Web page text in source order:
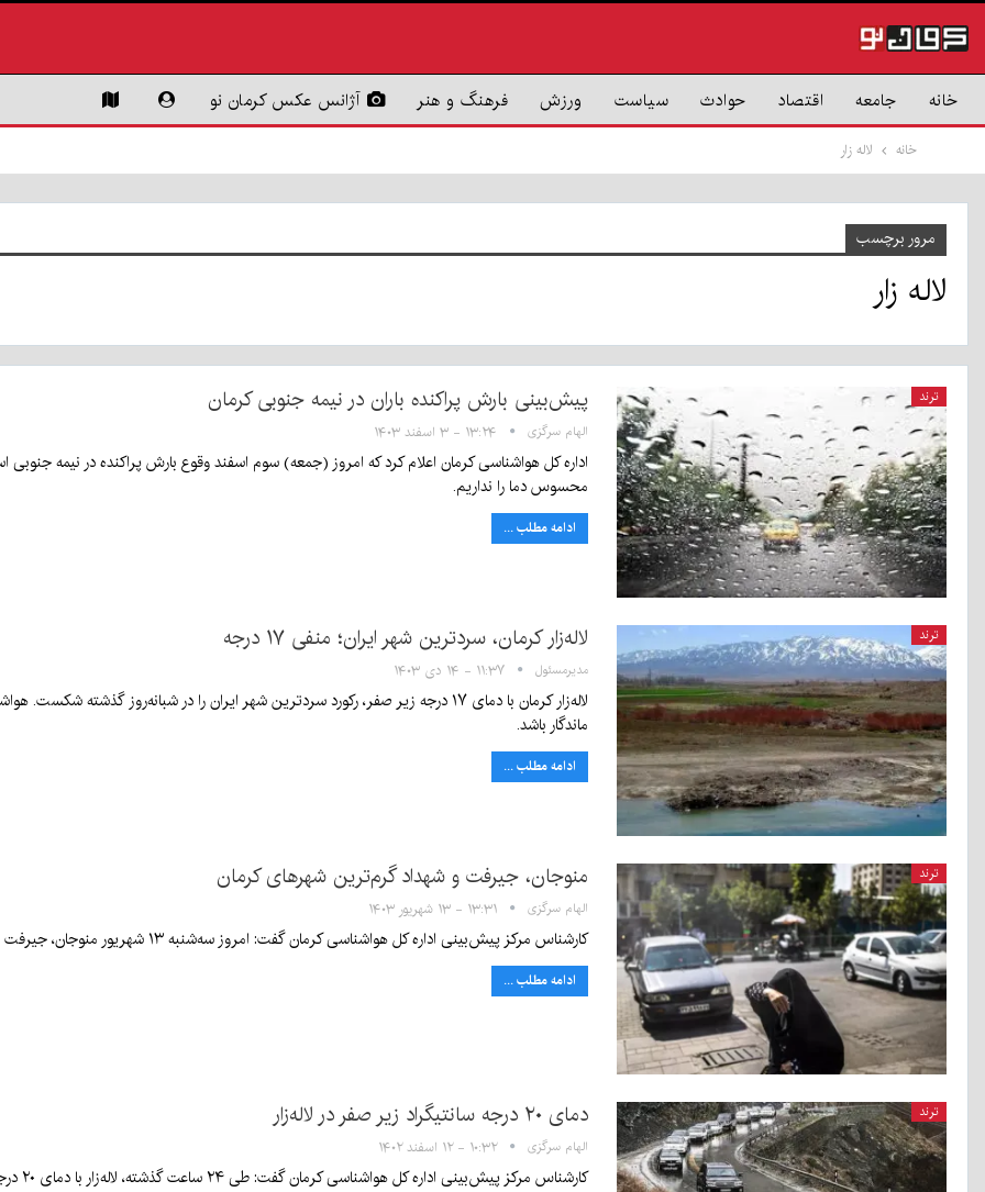
خانه جامعه اقتصاد حوادث سیاست ورزش فرهنگ و هنر آژانس عکس کرمان نو
خانه لاله زار
مرور برچسب
لاله زار
ترند پیش‌بینی بارش پراکنده باران در نیمه جنوبی کرمان
الهام سرگزی ۱۳:۲۴ - ۳ اسفند ۱۴۰۳
اداره کل هواشناسی کرمان اعلام کرد که امروز (جمعه) سوم اسفند وقوع بارش پراکنده در نیمه
محسوس دما را نداریم.
ادامه مطلب ...
ترند لاله‌زار کرمان، سردترین شهر ایران؛ منفی ۱۷ درجه
مدیرمسئول ۱۱:۳۷ - ۱۴ دی ۱۴۰۳
لاله‌زار کرمان با دمای ۱۷ درجه زیر صفر، رکورد سردترین شهر ایران را در شبانه‌روز
ماندگار باشد.
ادامه مطلب ...
ترند منوجان، جیرفت و شهداد گرم‌ترین شهر‌های کرمان
الهام سرگزی ۱۳:۳۱ - ۱۳ شهریور ۱۴۰۳
کارشناس مرکز پیش‌بینی اداره کل هواشناسی کرمان گفت: امروز سه‌شنبه ۱۳ شهریور منوجان، جیرفت و شهداد با دمای ۲۸ درجه سانتیگراد گرم‌ترین صبح را در سطح استان داشتند.
ادامه مطلب ...
ترند دمای ۲۰ درجه سانتیگراد زیر صفر در لاله‌زار
الهام سرگزی ۱۰:۳۲ - ۱۲ اسفند ۱۴۰۲
کارشناس مرکز پیش‌بینی اداره کل هواشناسی کرمان گفت: طی ۲۴ ساعت گذشته، لاله‌زار با دمای ۲۰ درجه سانتیگراد زیر صفر، سردترین شهر استان کرمان بود.